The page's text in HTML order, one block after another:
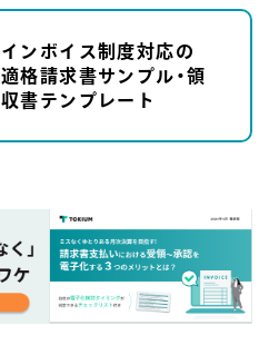
インボイス制度対応の
適格請求書サンプル・領
収書テンプレート